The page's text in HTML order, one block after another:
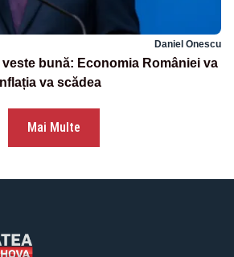
Daniel Onescu
bună: Economia României va
va scădea
Mai Multe